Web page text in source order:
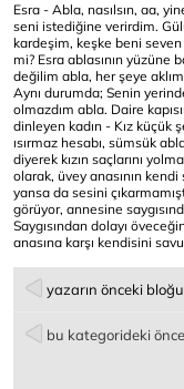
Esra - Abla, nasılsın, aa,
seni istediğine verirdim.
kardeşim, keşke beni
mi? Esra ablasının yüzüne
değilim abla, her şeye
Aynı durumda; Senin
olmazdım abla. Daire
dinleyen kadın - Kız küçük
ısırmaz hesabı, sümsük
diyerek kızın saçlarını
olarak, üvey anasının kendi
yansa da sesini
görüyor, annesine
Saygısından dolayı
anasına karşı kendisini
yazarın önceki bloğu
bu kategorideki